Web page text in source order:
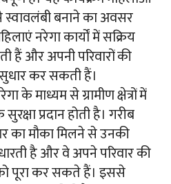
बनाने का अवसर
नरेगा कार्यों में सक्रिय
हैं और अपनी परिवारों की
कर सकती हैं।
के माध्यम से ग्रामीण क्षेत्रों में
प्रदान होती है। गरीब
का मौका मिलने से उनकी
है और वे अपने परिवार की
पूरा कर सकते हैं। इससे